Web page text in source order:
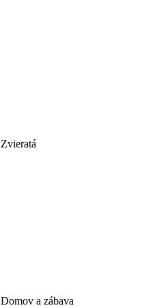
Zvieratá
Domov a zábava